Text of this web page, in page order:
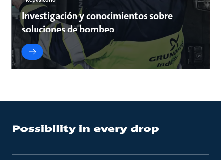
Investigación y conocimientos sobre
soluciones de bombeo